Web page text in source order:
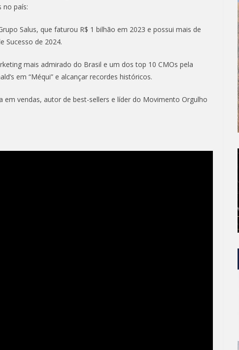
no país:
Salus, que faturou R$ 1 bilhão em 2023 e possui mais de
Sucesso de 2024.
mais admirado do Brasil e um dos top 10 CMOs pela
em “Méqui” e alcançar recordes históricos.
em vendas, autor de best-sellers e líder do Movimento Orgulho